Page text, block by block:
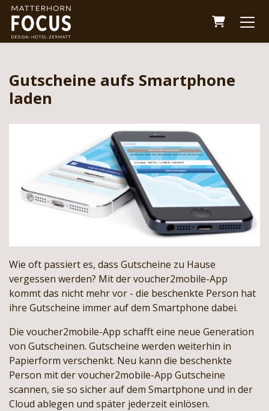
Gutscheine aufs Smartphone
laden
Wie oft passiert es, dass Gutscheine zu Hause
vergessen werden? Mit der voucher2mobile-App
kommt das nicht mehr vor - die beschenkte Person hat
ihre Gutscheine immer auf dem Smartphone dabei.
Die voucher2mobile-App schafft eine neue Generation
von Gutscheinen. Gutscheine werden weiterhin in
Papierform verschenkt. Neu kann die beschenkte
Person mit der voucher2mobile-App Gutscheine
scannen, sie so sicher auf dem Smartphone und in der
Cloud ablegen und später jederzeit einlösen.